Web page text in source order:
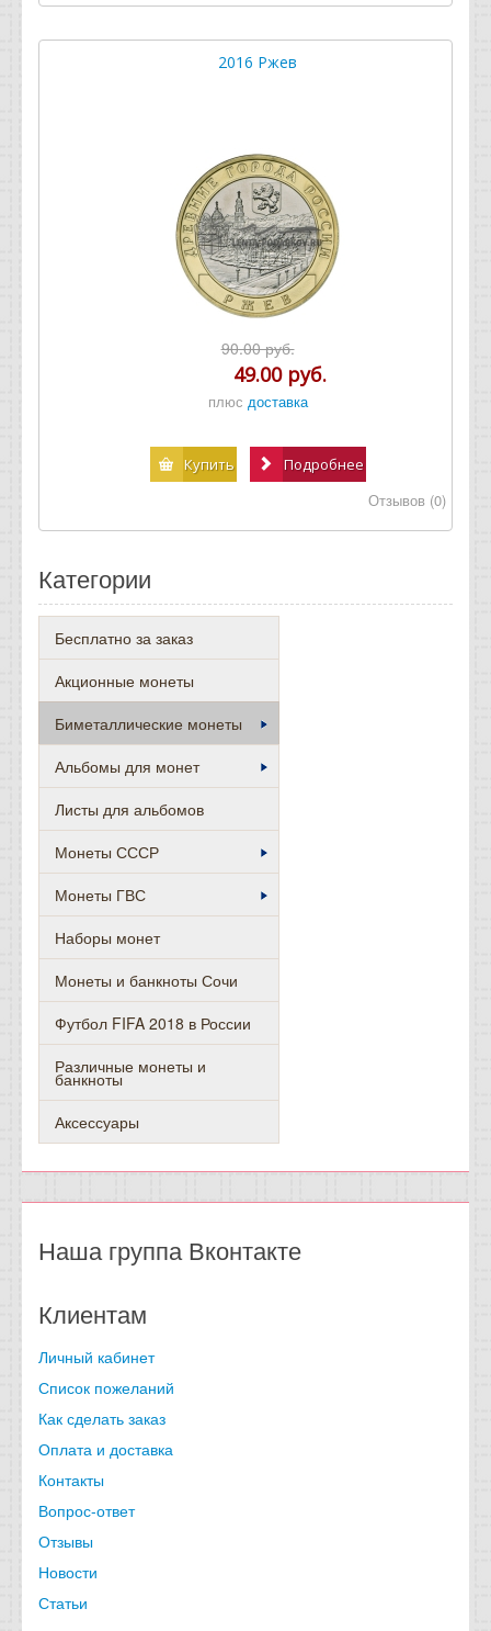
2016 Ржев
90.00 руб.
49.00 руб.
плюс доставка
Купить Подробнее
Отзывов (0)
Категории
Бесплатно за заказ
Акционные монеты
Биметаллические монеты
Альбомы для монет
Листы для альбомов
Монеты СССР
Монеты ГВС
Наборы монет
Монеты и банкноты Сочи
Футбол FIFA 2018 в России
Различные монеты и
банкноты
Аксессуары
Наша группа Вконтакте
Клиентам
Личный кабинет
Список пожеланий
Как сделать заказ
Оплата и доставка
Контакты
Вопрос-ответ
Отзывы
Новости
Статьи